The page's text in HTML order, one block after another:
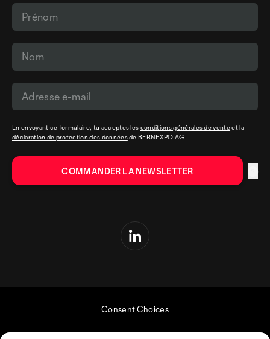
En envoyant ce formulaire, tu acceptes les conditions générales de venteet la
déclaration de protection des donnéesde BERNEXPO AG
Consent Choices